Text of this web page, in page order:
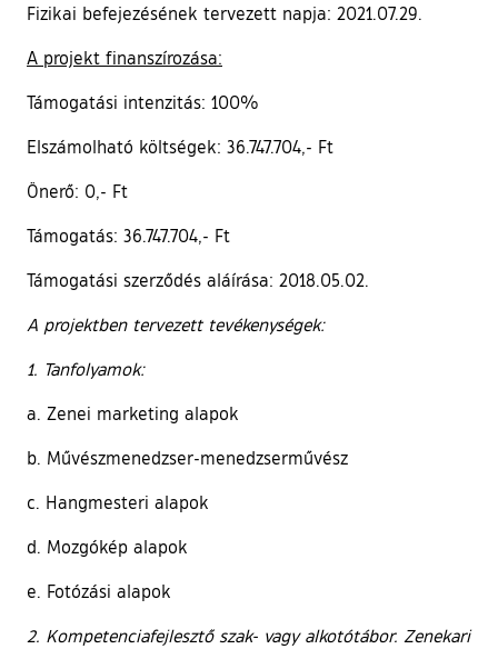
Fizikai befejezésének tervezett napja: 2021.07.29.
A projekt finanszírozása:
Támogatási intenzitás: 100%
Elszámolható költségek: 36.747.704,- Ft
Önerő: 0,- Ft
Támogatás: 36.747.704,- Ft
Támogatási szerződés aláírása: 2018.05.02.
A projektben tervezett tevékenységek:
1. Tanfolyamok:
a. Zenei marketing alapok
b. Művészmenedzser-menedzserművész
c. Hangmesteri alapok
d. Mozgókép alapok
e. Fotózási alapok
2. Kompetenciafejlesztő szak- vagy alkotótábor. Zenekari